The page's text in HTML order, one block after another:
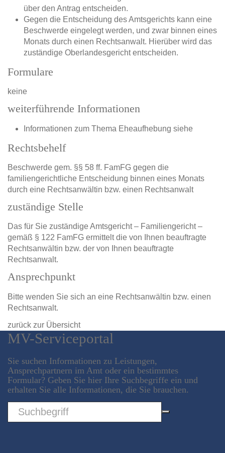
über den Antrag entscheiden.
Gegen die Entscheidung des Amtsgerichts kann eine
Beschwerde eingelegt werden, und zwar binnen eines
Monats durch einen Rechtsanwalt. Hierüber wird das
zuständige Oberlandesgericht entscheiden.
Formulare
keine
weiterführende Informationen
Informationen zum Thema Eheaufhebung siehe
Rechtsbehelf
Beschwerde gem. §§ 58 ff. FamFG gegen die
familiengerichtliche Entscheidung binnen eines Monats
durch eine Rechtsanwältin bzw. einen Rechtsanwalt
zuständige Stelle
Das für Sie zuständige Amtsgericht – Familiengericht –
gemäß § 122 FamFG ermittelt die von Ihnen beauftragte
Rechtsanwältin bzw. der von Ihnen beauftragte
Rechtsanwalt.
Ansprechpunkt
Bitte wenden Sie sich an eine Rechtsanwältin bzw. einen
Rechtsanwalt.
zurück zur Übersicht
MV-Serviceportal
Sie suchen Informationen zu Leistungen,
Ansprechpartnern im Amt oder ein bestimmtes
Formular? Geben Sie hier Ihre Suchbegriffe ein und
erhalten Sie alle Informationen, die Sie brauchen.
Sword